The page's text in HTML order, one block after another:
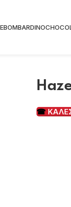
BOMBARDINO
☎